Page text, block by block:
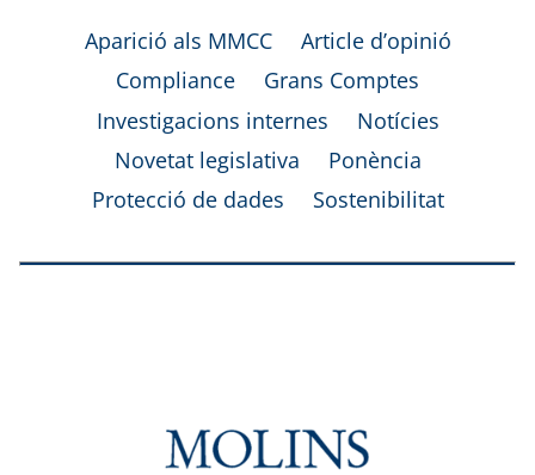
Aparició als MMCC
Article d’opinió
Compliance
Grans Comptes
Investigacions internes
Notícies
Novetat legislativa
Ponència
Protecció de dades
Sostenibilitat